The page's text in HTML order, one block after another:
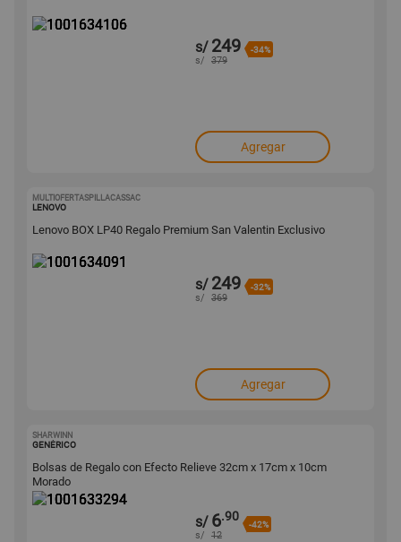
s/ 249 -34%
s/ 379
Agregar
MULTIOFERTASPILLACASSAC
LENOVO
Lenovo BOX LP40 Regalo Premium San Valentin Exclusivo
s/ 249 -32%
s/ 369
Agregar
SHARWINN
GENÉRICO
Bolsas de Regalo con Efecto Relieve 32cm x 17cm x 10cm
Morado
s/ 6.90
-42%
s/ 12